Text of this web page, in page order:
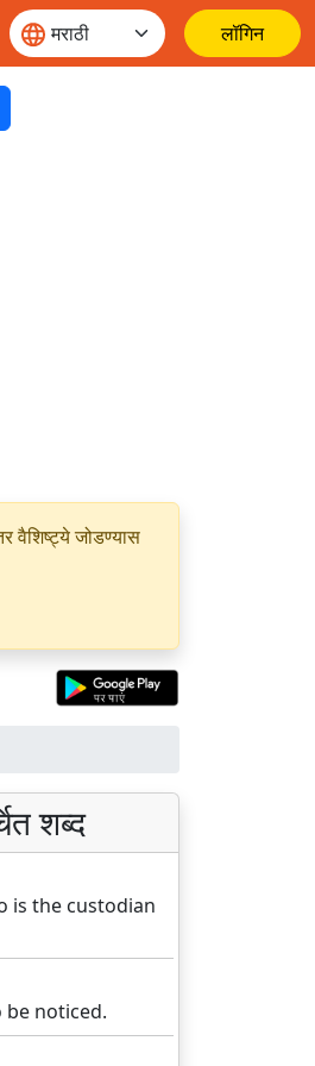
लॉगिन
वैशिष्ट्ये जोडण्यास
शब्द
is the custodian
be noticed.